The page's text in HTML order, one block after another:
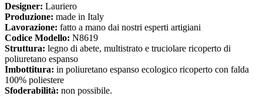
Designer: Lauriero
Produzione: made in Italy
Lavorazione: fatto a mano dai nostri esperti artigiani
Codice Modello: N8619
Struttura: legno di abete, multistrato e truciolare ricoperto di
poliuretano espanso
Imbottitura: in poliuretano espanso ecologico ricoperto con falda
100% poliestere
Sfoderabilità: non possibile.